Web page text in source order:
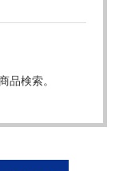
品検索。